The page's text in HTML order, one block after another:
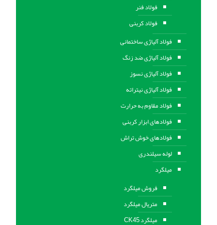
فولاد فنر
فولاد کربنی
فولاد آلیاژی ساختمانی
فولاد آلیاژی ضد زنگ
فولاد آلیاژی نسوز
فولاد آلیاژی نیتراته
فولاد مقاوم به حرارت
فولادهای ابزار کربنی
فولادهای خوش تراش
لوله سیلندری
میلگرد
فروش میلگرد
متریال میلگرد
میلگرد CK45